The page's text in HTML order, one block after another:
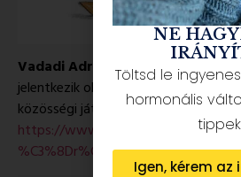
Vadadi Adrienn, az ovisok
jelentkezik olyan ötletekkel, amelyek
közösségi játékokat az otthonba is
https://www.facebook.com/
%C3%8Dr%C3%B3n%C5%91-
NE
Töltsd le
hormonális
Igen, kérem